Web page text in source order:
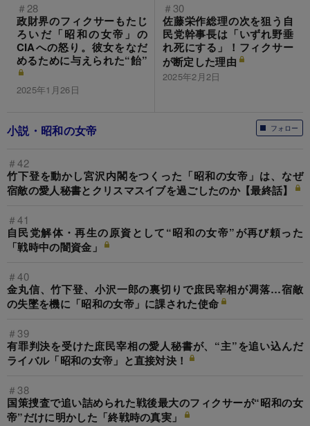
＃28
政財界のフィクサーもたじ
ろいだ「昭和の女帝」の
CIAへの怒り。彼女をなだ
めるために与えられた“飴”
2025年1月26日
＃30
佐藤栄作総理の次を狙う自
民党幹事長は「いずれ野垂
れ死にする」！フィクサー
が断定した理由
2025年2月2日
フォロー
小説・昭和の女帝
＃42
竹下登を動かし宮沢内閣をつくった「昭和の女帝」は、なぜ
宿敵の愛人秘書とクリスマスイブを過ごしたのか【最終話】
＃41
自民党解体・再生の原資として“昭和の女帝”が再び頼った
「戦時中の闇資金」
＃40
金丸信、竹下登、小沢一郎の裏切りで庶民宰相が凋落…宿敵
の失墜を機に「昭和の女帝」に課された使命
＃39
有罪判決を受けた庶民宰相の愛人秘書が、“主”を追い込んだ
ライバル「昭和の女帝」と直接対決！
＃38
国策捜査で追い詰められた戦後最大のフィクサーが“昭和の女
帝”だけに明かした「終戦時の真実」